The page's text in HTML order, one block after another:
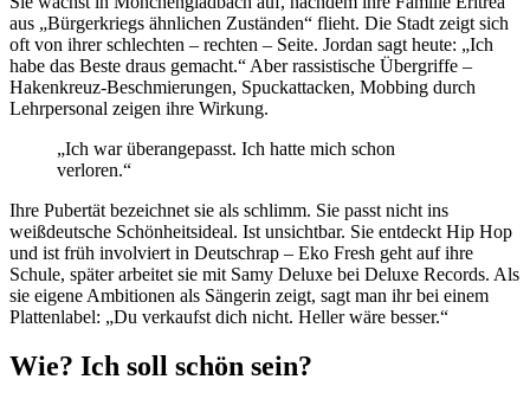
aus „Bürgerkriegs ähnlichen Zuständen“ flieht. Die Stadt zeigt sich
oft von ihrer schlechten – rechten – Seite. Jordan sagt heute: „Ich
habe das Beste draus gemacht.“ Aber rassistische Übergriffe –
Hakenkreuz-Beschmierungen, Spuckattacken, Mobbing durch
Lehrpersonal zeigen ihre Wirkung.
„Ich war überangepasst. Ich hatte mich schon
verloren.“
Ihre Pubertät bezeichnet sie als schlimm. Sie passt nicht ins
weißdeutsche Schönheitsideal. Ist unsichtbar. Sie entdeckt Hip Hop
und ist früh involviert in Deutschrap – Eko Fresh geht auf ihre
Schule, später arbeitet sie mit Samy Deluxe bei Deluxe Records. Als
sie eigene Ambitionen als Sängerin zeigt, sagt man ihr bei einem
Plattenlabel: „Du verkaufst dich nicht. Heller wäre besser.“
Wie? Ich soll schön sein?